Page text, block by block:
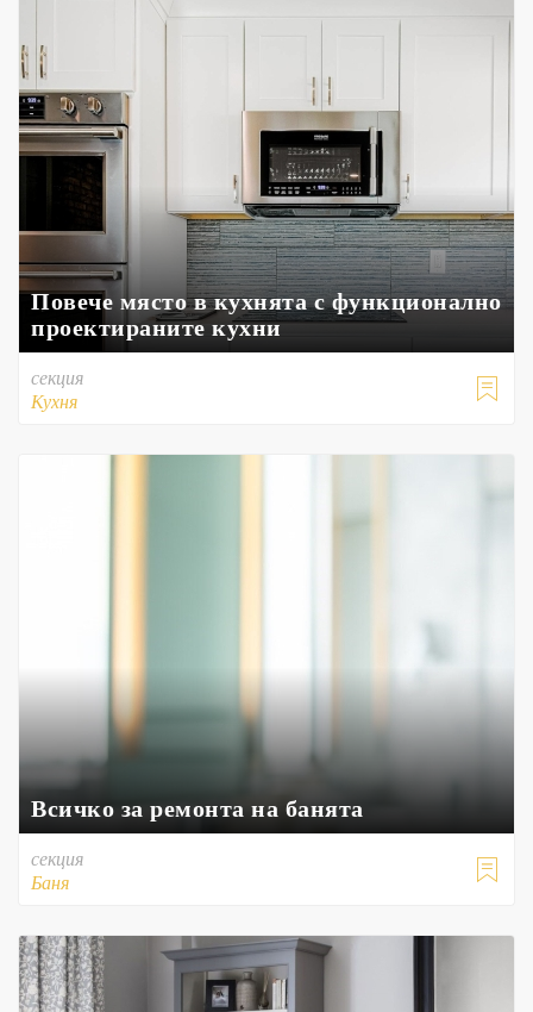
Повече място в кухнята с функционално
проектираните кухни

секция
Кухня
Всичко за ремонта на банята

секция
Баня